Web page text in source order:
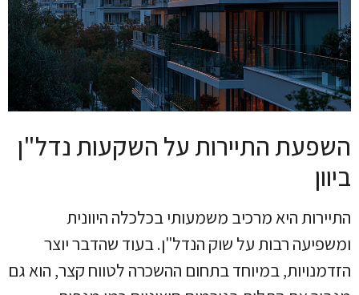
השפעת התיירות על השקעות נדל"ן
ביוון
התיירות היא מרכיב משמעותי בכלכלה היוונית
ומשפיעה רבות על שוק הנדל"ן. בעוד שהדבר יוצר
הזדמנויות, במיוחד בתחום ההשכרה לטווח קצר, הוא גם